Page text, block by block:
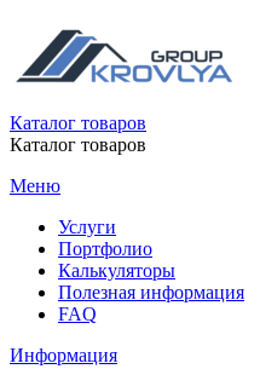
Каталог товаров
Каталог товаров
Меню
Услуги
Портфолио
Калькуляторы
Полезная информация
FAQ
Информация